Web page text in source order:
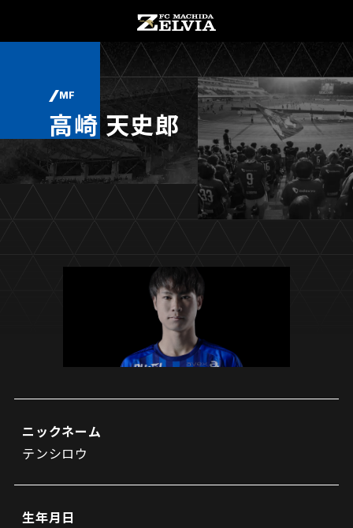
チケット購入 オンラインストア
お知らせ
ホームタウン活動
試合日程・結果
順位表・ゴールランキング
チケット購入手順
チケット販売スケジュール
クラブを知る
ＦＣ町田ゼルビアについて
選手・スタッフ紹介
ファンになる
グッズを買う
グッズを買うトップ
MF
高崎 天史郎
ニックネーム
テンシロウ
生年月日